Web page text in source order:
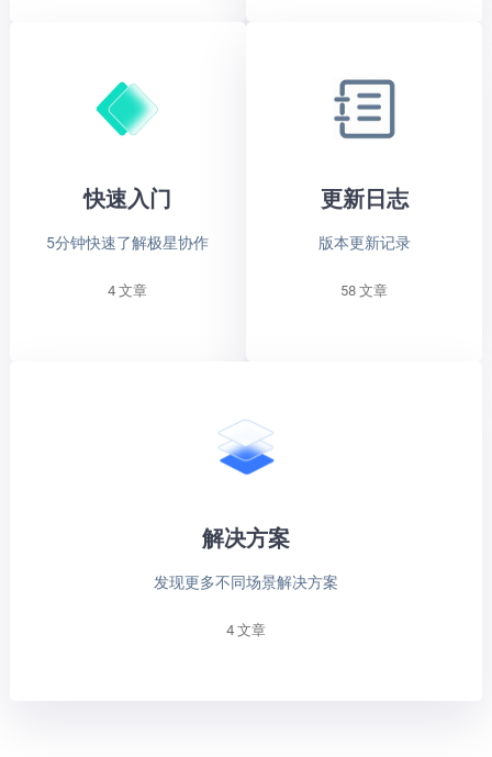
快速入门
5分钟快速了解极星协作
4 文章
更新日志
版本更新记录
58 文章
解决方案
发现更多不同场景解决方案
4 文章